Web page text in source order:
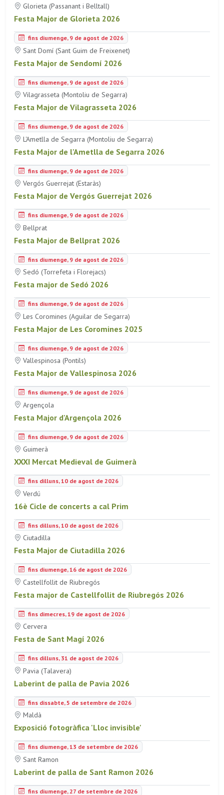
Glorieta (Passanant i Belltall)
Festa Major de Glorieta 2026
fins diumenge, 9 de agost de 2026
Sant Domí (Sant Guim de Freixenet)
Festa Major de Sendomí 2026
fins diumenge, 9 de agost de 2026
Vilagrasseta (Montoliu de Segarra)
Festa Major de Vilagrasseta 2026
fins diumenge, 9 de agost de 2026
L'Ametlla de Segarra (Montoliu de Segarra)
Festa Major de l'Ametlla de Segarra 2026
fins diumenge, 9 de agost de 2026
Vergós Guerrejat (Estaràs)
Festa Major de Vergós Guerrejat 2026
fins diumenge, 9 de agost de 2026
Bellprat
Festa Major de Bellprat 2026
fins diumenge, 9 de agost de 2026
Sedó (Torrefeta i Florejacs)
Festa major de Sedó 2026
fins diumenge, 9 de agost de 2026
Les Coromines (Aguilar de Segarra)
Festa Major de Les Coromines 2025
fins diumenge, 9 de agost de 2026
Vallespinosa (Pontils)
Festa Major de Vallespinosa 2026
fins diumenge, 9 de agost de 2026
Argençola
Festa Major d'Argençola 2026
fins diumenge, 9 de agost de 2026
Guimerà
XXXI Mercat Medieval de Guimerà
fins dilluns, 10 de agost de 2026
Verdú
16è Cicle de concerts a cal Prim
fins dilluns, 10 de agost de 2026
Ciutadilla
Festa Major de Ciutadilla 2026
fins diumenge, 16 de agost de 2026
Castellfollit de Riubregós
Festa major de Castellfollit de Riubregós 2026
fins dimecres, 19 de agost de 2026
Cervera
Festa de Sant Magí 2026
fins dilluns, 31 de agost de 2026
Pavia (Talavera)
Laberint de palla de Pavia 2026
fins dissabte, 5 de setembre de 2026
Maldà
Exposició fotogràfica 'Lloc invisible'
fins diumenge, 13 de setembre de 2026
Sant Ramon
Laberint de palla de Sant Ramon 2026
fins diumenge, 27 de setembre de 2026